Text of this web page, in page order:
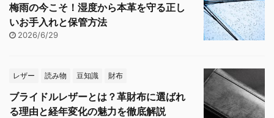
梅雨の今こそ！湿度から本革を守る正し
いお手入れと保管方法
2026/6/29
レザー 読み物 豆知識 財布
ブライドルレザーとは？革財布に選ばれ
る理由と経年変化の魅力を徹底解説